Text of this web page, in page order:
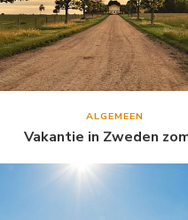
ALGEMEEN
Vakantie in Zweden